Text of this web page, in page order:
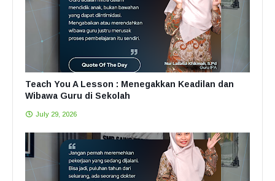
Teach You A Lesson : Menegakkan Keadilan dan
Wibawa Guru di Sekolah
July 29, 2026